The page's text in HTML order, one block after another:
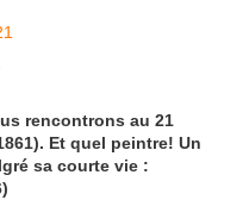
rencontrons au 21
Et quel peintre! Un
sa courte vie :